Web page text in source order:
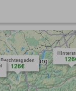
Berchtesgaden
126€